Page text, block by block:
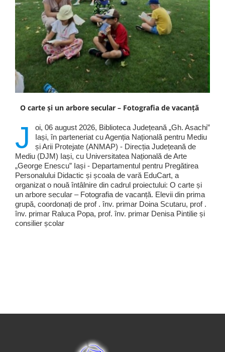
O carte și un arbore secular – Fotografia de vacanță
J
oi, 06 august 2026, Biblioteca Județeană „Gh. Asachi”
Iași, în parteneriat cu Agenția Națională pentru Mediu
și Arii Protejate (ANMAP) - Direcția Județeană de
Mediu (DJM) Iași, cu Universitatea Națională de Arte
„George Enescu” Iași - Departamentul pentru Pregătirea
Personalului Didactic și școala de vară EduCart, a
organizat o nouă întâlnire din cadrul proiectului: O carte și
un arbore secular – Fotografia de vacanță. Elevii din prima
grupă, coordonați de prof . înv. primar Doina Scutaru, prof .
înv. primar Raluca Popa, prof. înv. primar Denisa Pintilie și
consilier școlar